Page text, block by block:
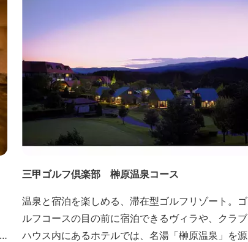
三甲ゴルフ倶楽部 榊原温泉コース
温泉と宿泊を楽しめる、滞在型ゴルフリゾート。ゴ
ルフコースの目の前に宿泊できるヴィラや、クラブ
ハウス内にあるホテルでは、名湯「榊原温泉」を源